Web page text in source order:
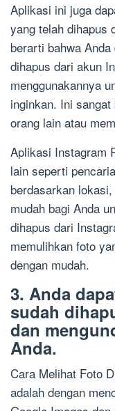
Aplikasi ini juga
yang telah dihapus
berarti bahwa
dihapus dari akun
menggunakannya
inginkan. Ini
orang lain atau
Aplikasi Instagram
lain seperti
berdasarkan
mudah bagi Anda
dihapus dari
memulihkan foto
dengan mudah.
3. Anda
sudah
dan
Anda.
Cara Melihat Foto
adalah dengan